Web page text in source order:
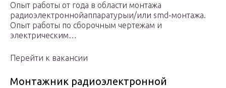
Опыт работы от года в области монтажа
радиоэлектроннойаппаратурыи/или smd-монтажа.
Опыт работы по сборочным чертежам и
электрическим…
Перейти к вакансии
Монтажник радиоэлектронной